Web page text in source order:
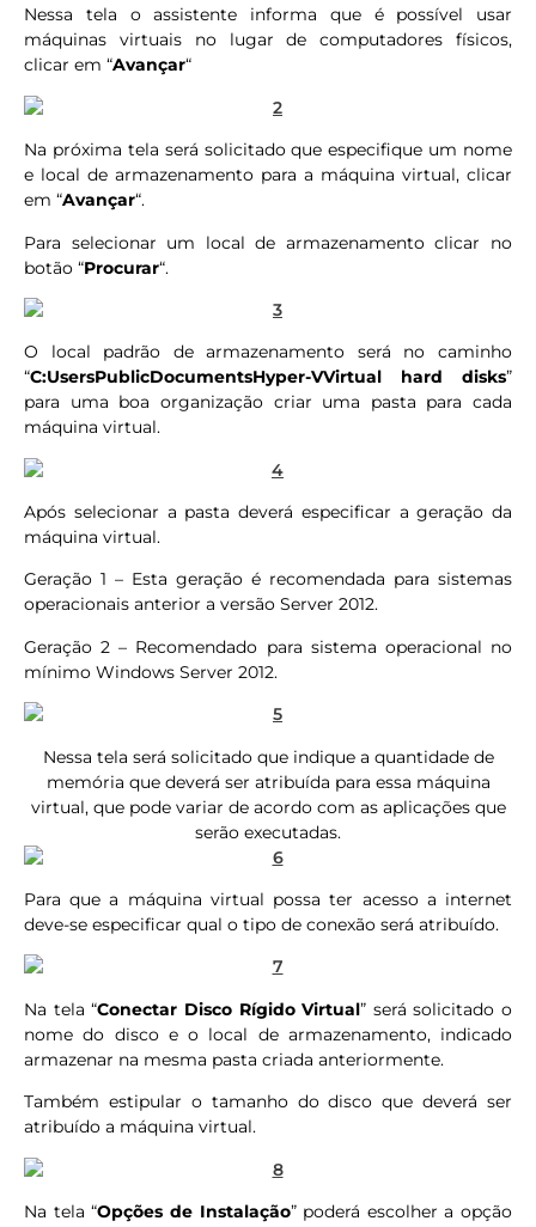
Nessa tela o assistente informa que é possível usar
máquinas virtuais no lugar de computadores físicos,
clicar em “Avançar“
Na próxima tela será solicitado que especifique um nome
e local de armazenamento para a máquina virtual, clicar
em “Avançar“.
Para selecionar um local de armazenamento clicar no
botão “Procurar“.
O local padrão de armazenamento será no caminho
“C:UsersPublicDocumentsHyper-VVirtual hard disks”
para uma boa organização criar uma pasta para cada
máquina virtual.
Após selecionar a pasta deverá especificar a geração da
máquina virtual.
Geração 1 – Esta geração é recomendada para sistemas
operacionais anterior a versão Server 2012.
Geração 2 – Recomendado para sistema operacional no
mínimo Windows Server 2012.
Nessa tela será solicitado que indique a quantidade de
memória que deverá ser atribuída para essa máquina
virtual, que pode variar de acordo com as aplicações que
serão executadas.
Para que a máquina virtual possa ter acesso a internet
deve-se especificar qual o tipo de conexão será atribuído.
Na tela “Conectar Disco Rígido Virtual” será solicitado o
nome do disco e o local de armazenamento, indicado
armazenar na mesma pasta criada anteriormente.
Também estipular o tamanho do disco que deverá ser
atribuído a máquina virtual.
Na tela “Opções de Instalação” poderá escolher a opção